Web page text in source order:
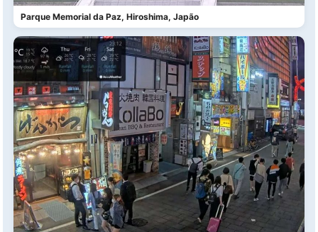
Parque Memorial da Paz, Hiroshima, Japão